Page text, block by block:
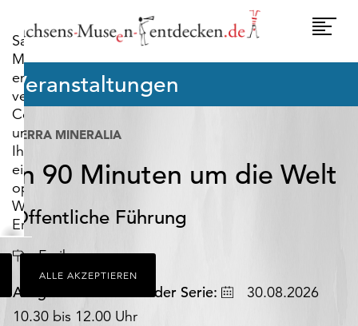
Sachsens-
Museen-
entdecken.de
verwendet
Cookies,
um
Ihnen
ein
optimales
Webseiten-
Erlebnis
zu
bieten.
Dazu
zählen
Cookies,
ALLE AKZEPTIEREN
Veranstaltungen
TERRA MINERALIA
In 90 Minuten um die Welt
Öffentliche Führung
Freiberg
Ausgewählter Termin der Serie: Datum30.08.2026
10.30 bis 12.00 Uhr